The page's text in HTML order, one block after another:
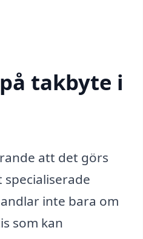
takbyte i
att det görs
inte bara om
som kan